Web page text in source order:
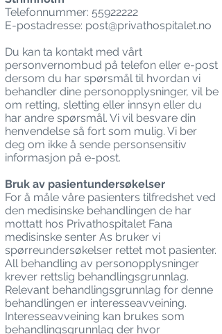
Telefonnummer: 55922222
E-postadresse: post@privathospitalet.no
Du kan ta kontakt med vårt
personvernombud på telefon eller e-post
dersom du har spørsmål til hvordan vi
behandler dine personopplysninger, vil be
om retting, sletting eller innsyn eller du
har andre spørsmål. Vi vil besvare din
henvendelse så fort som mulig. Vi ber
deg om ikke å sende personsensitiv
informasjon på e-post.
Bruk av pasientundersøkelser
For å måle våre pasienters tilfredshet ved
den medisinske behandlingen de har
mottatt hos Privathospitalet Fana
medisinske senter As bruker vi
spørreundersøkelser rettet mot pasienter.
All behandling av personopplysninger
krever rettslig behandlingsgrunnlag.
Relevant behandlingsgrunnlag for denne
behandlingen er interesseavveining.
Interesseavveining kan brukes som
behandlingsgrunnlag der hvor